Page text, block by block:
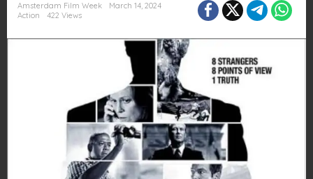
Amsterdam Film Week
March 14, 2024
Action
422 Views